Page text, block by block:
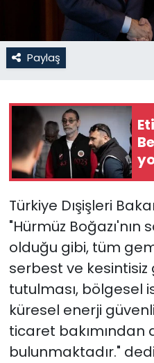
Paylaş
Türkiye Dışişleri
"Hürmüz
olduğu gibi, tüm
serbest ve kesintisiz
tutulması, bölgesel
küresel enerji
ticaret
bulunmaktadır."
Politika
SAĞLIK
Teknoloji
TÜRKiYE
Video Galeri
YAŞAM
Yazarlar